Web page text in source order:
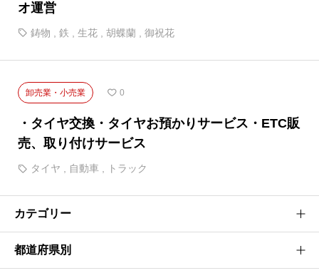
オ運営
鋳物 鉄 生花 胡蝶蘭 御祝花
卸売業・小売業 0
・タイヤ交換・タイヤお預かりサービス・ETC販
売、取り付けサービス
タイヤ 自動車 トラック
カテゴリー
建設業
都道府県別